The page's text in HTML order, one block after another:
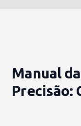
Manual
Precisão: